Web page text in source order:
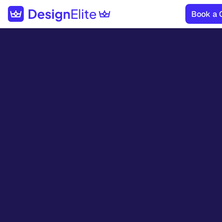
Book a